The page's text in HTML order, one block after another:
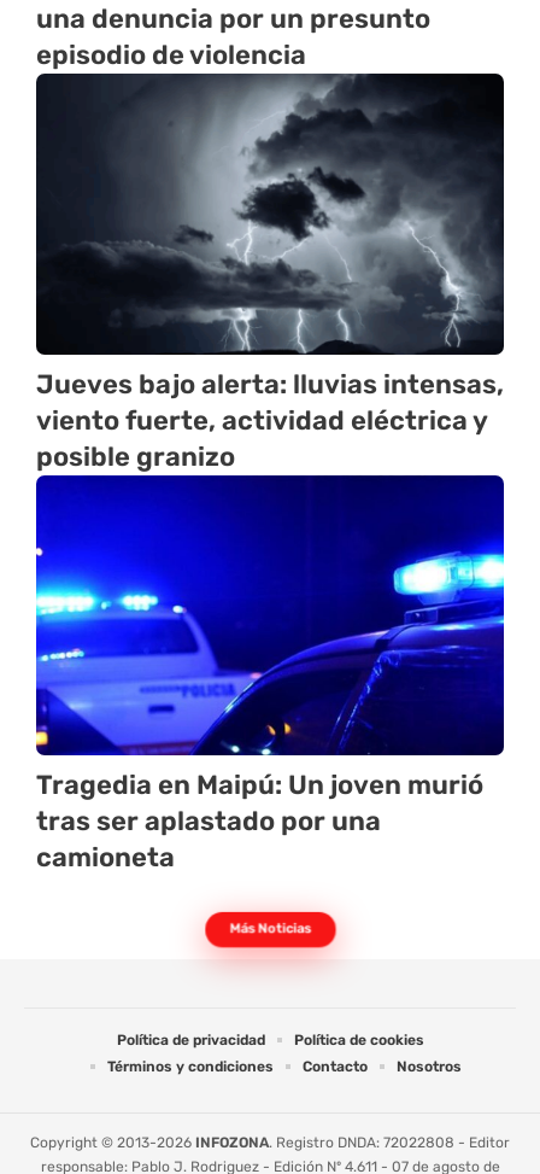
una denuncia por un presunto
episodio de violencia
Jueves bajo alerta: lluvias intensas,
viento fuerte, actividad eléctrica y
posible granizo
Tragedia en Maipú: Un joven murió
tras ser aplastado por una
camioneta
Más Noticias
Política de privacidad
Política de cookies
Términos y condiciones
Contacto Nosotros
Copyright © 2013-2026 INFOZONA. Registro DNDA: 72022808 - Editor
responsable: Pablo J. Rodriguez - Edición Nº 4.611 - 07 de agosto de